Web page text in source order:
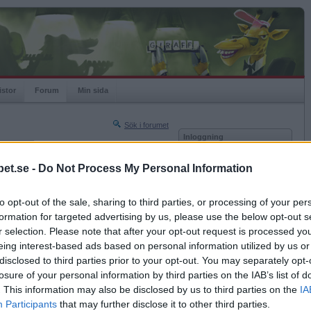
- Do Not Process My Personal Information
opt-out of the sale, sharing to third parties, or processing of your
for targeted advertising by us, please use the below opt-out
selection. Please note that after your opt-out request is processed
interest-based ads based on personal information utilized by us
to third parties prior to your opt-out. You may separately
of your personal information by third parties on the IAB’s list of
This information may also be disclosed by us to third parties on the
Participants that may further disclose it to other third parties.
Forum Min sida
Sök i forumet
Nästa sida »
2019-11-19 16:09
Inloggning
Kom ihåg mig
Glömt ditt lösenord?
Få ny aktiveringslänk
Betapet är gratis!